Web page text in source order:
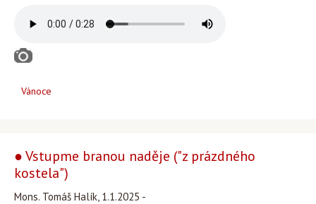
Vánoce
● Vstupme branou naděje ("z prázdného
kostela")
Mons. Tomáš Halík, 1.1.2025 -